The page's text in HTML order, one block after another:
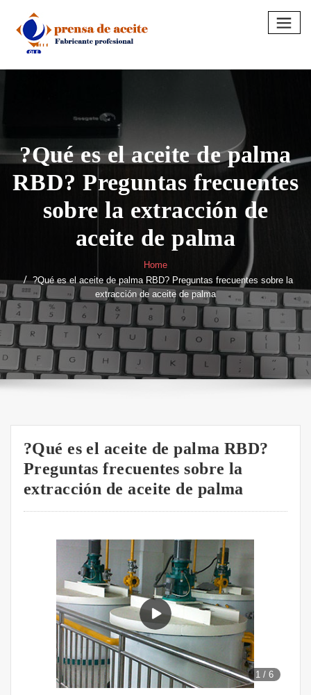
content
?Qué es el aceite de palma
RBD? Preguntas frecuentes
sobre la extracción de
aceite de palma
Home
?Qué es el aceite de palma RBD? Preguntas frecuentes sobre la
extracción de aceite de palma
?Qué es el aceite de palma RBD?
Preguntas frecuentes sobre la
extracción de aceite de palma
1 /6